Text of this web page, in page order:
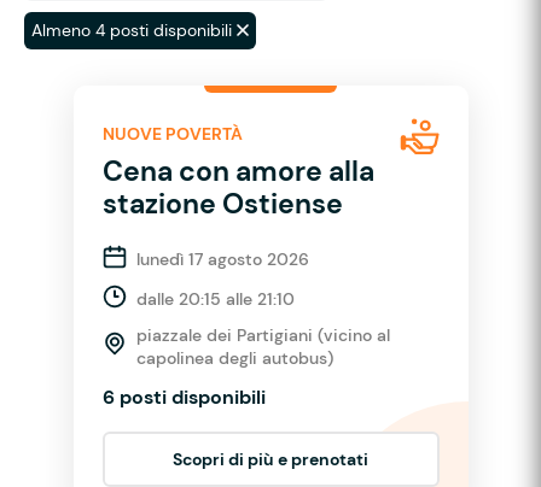
Almeno 4 posti disponibili
NUOVE POVERTÀ
Cena con amore alla
stazione Ostiense
lunedì 17 agosto 2026
dalle 20:15 alle 21:10
piazzale dei Partigiani (vicino al
capolinea degli autobus)
6 posti disponibili
Scopri di più e prenotati